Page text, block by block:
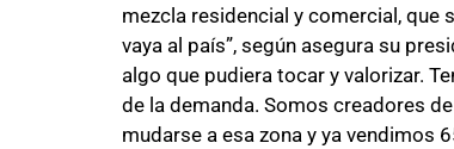
mezcla residencial y comercial, que
vaya al país”, según asegura su
algo que pudiera tocar y valorizar.
de la demanda. Somos creadores
mudarse a esa zona y ya vendimos